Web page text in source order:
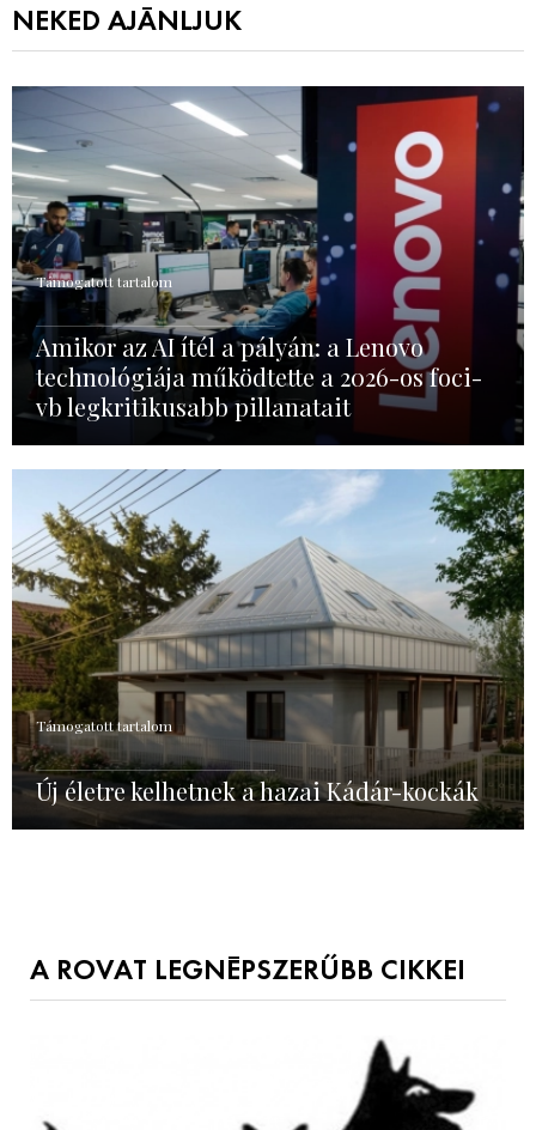
NEKED AJÁNLJUK
Támogatott tartalom
Amikor az AI ítél a pályán: a Lenovo
technológiája működtette a 2026-os foci-
vb legkritikusabb pillanatait
Támogatott tartalom
Új életre kelhetnek a hazai Kádár-kockák
A ROVAT LEGNÉPSZERŰBB CIKKEI